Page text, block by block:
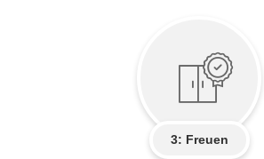
3: Freuen